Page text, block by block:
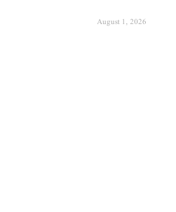
August 1, 2026